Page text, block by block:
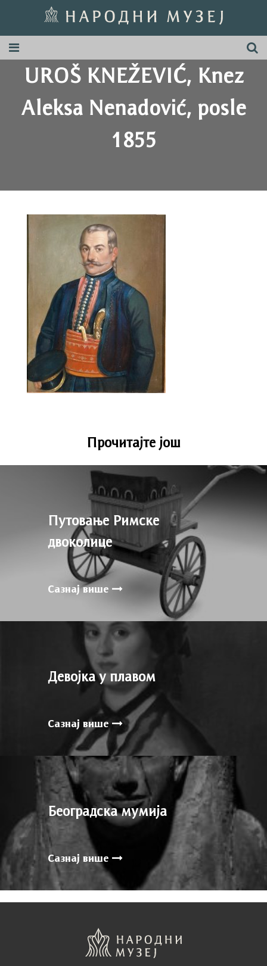
UROŠ KNEŽEVIĆ, Knez
Aleksa Nenadović, posle
1855
Прочитајте још
Путовање Римске
двоколице
Сазнај више
Девојка у плавом
Сазнај више
Београдска мумија
Сазнај више